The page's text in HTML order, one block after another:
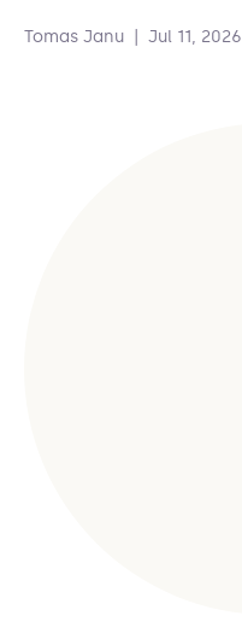
Tomas Janu Jul 11, 2026